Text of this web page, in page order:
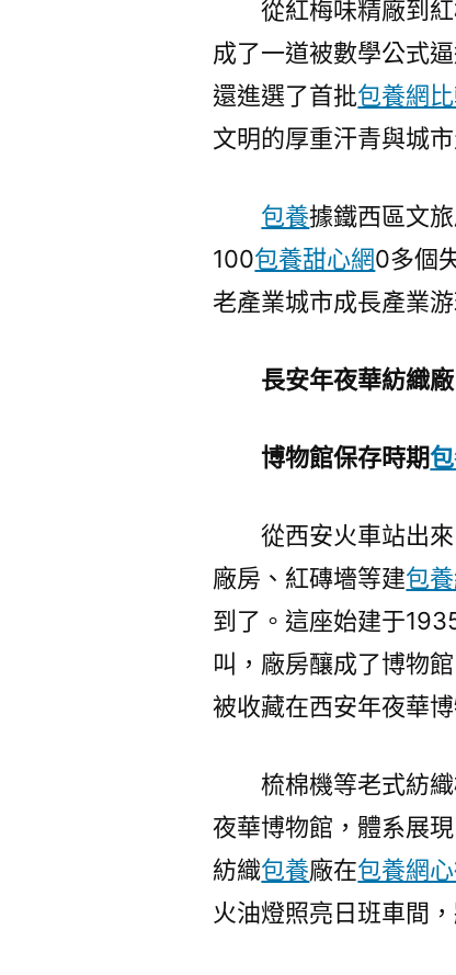
從紅梅味精廠到
成了一道被數學公式
還進選了首批包養網
文明的厚重汗青與城
包養據鐵西區文
100包養甜心網0多個
老產業城市成長產業
長安年夜華紡織廠
博物館保存時期
從西安火車站出
廠房、紅磚墻等建包
到了。這座始建于
叫，廠房釀成了博物
被收藏在西安年夜華博
梳棉機等老式紡
夜華博物館，體系展
紡織包養廠在包養網
火油燈照亮日班車間